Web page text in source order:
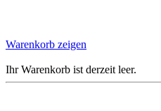
Warenkorb zeigen
Ihr Warenkorb ist derzeit leer.